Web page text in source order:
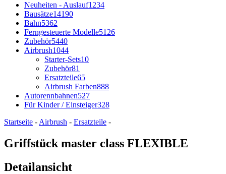
Neuheiten - Auslauf1234
Bausätze14190
Bahn5362
Ferngesteuerte Modelle5126
Zubehör5440
Airbrush1044
Starter-Sets10
Zubehör81
Ersatzteile65
Airbrush Farben888
Autorennbahnen527
Für Kinder / Einsteiger328
Startseite - Airbrush - Ersatzteile -
Griffstück master class FLEXIBLE
Detailansicht